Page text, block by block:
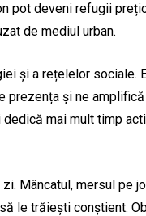
pot deveni refugii
de mediul urban.
și a rețelelor sociale.
prezența și ne
mai mult timp
Mâncatul, mersul pe
le trăiești conștient.